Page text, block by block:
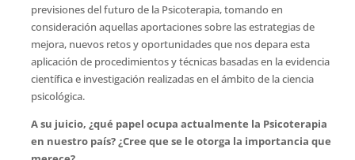
previsiones del futuro de la Psicoterapia, tomando en
consideración aquellas aportaciones sobre las estrategias de
mejora, nuevos retos y oportunidades que nos depara esta
aplicación de procedimientos y técnicas basadas en la evidencia
científica e investigación realizadas en el ámbito de la ciencia
psicológica.
A su juicio, ¿qué papel ocupa actualmente la Psicoterapia
en nuestro país? ¿Cree que se le otorga la importancia que